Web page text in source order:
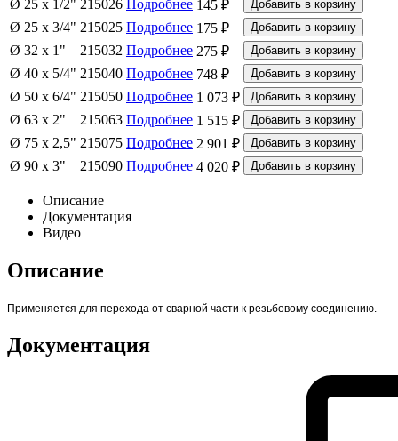
Ø 25 x 1/2" 215026 Подробнее 145 ₽
Ø 25 x 3/4" 215025 Подробнее 175 ₽
Ø 32 x 1"
215032 Подробнее 275 ₽
Ø 40 x 5/4" 215040 Подробнее 748 ₽
Ø 50 x 6/4" 215050 Подробнее 1 073 ₽
Ø 63 x 2"
215063 Подробнее 1 515 ₽
Ø 75 x 2,5" 215075 Подробнее 2 901 ₽
Ø 90 x 3"
215090 Подробнее 4 020 ₽
Описание
Документация
Видео
Описание
Применяется для перехода от сварной части к резьбовому соединению.
Документация